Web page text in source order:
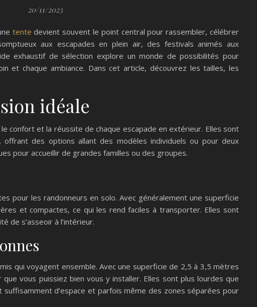
20/11/2023
tente devient souvent le point central pour rassembler, célébrer
aux escapades en plein air, des festivals animés aux
exhaustif de sélection explore un monde de possibilités pour
et chaque ambiance. Dans cet article, découvrez les tailles, les
idéale
confort et la réussite de chaque escapade en extérieur. Elles sont
des options allant des modèles individuels ou pour deux
pour accueillir de grandes familles ou des groupes.
pour les randonneurs en solo. Avec généralement une superficie
et compactes, ce qui les rend faciles à transporter. Elles sont
de s’asseoir à l’intérieur.
qui voyagent ensemble. Avec une superficie de 2,5 à 3,5 mètres
vous puissiez bien vous y installer. Elles sont plus lourdes que
d’espace et parfois même des zones séparées pour